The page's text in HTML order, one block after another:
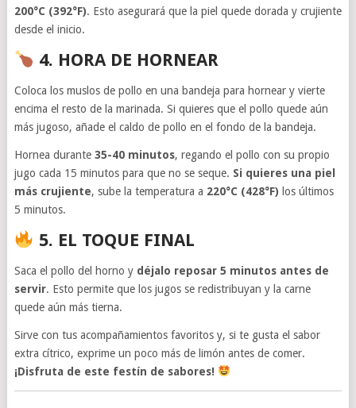
200°C (392°F). Esto asegurará que la piel quede dorada y crujiente
desde el inicio.
4. HORA DE HORNEAR
Coloca los muslos de pollo en una bandeja para hornear y vierte
encima el resto de la marinada. Si quieres que el pollo quede aún
más jugoso, añade el caldo de pollo en el fondo de la bandeja.
Hornea durante 35-40 minutos, regando el pollo con su propio
jugo cada 15 minutos para que no se seque. Si quieres una piel
más crujiente, sube la temperatura a 220°C (428°F) los últimos
5 minutos.
5. EL TOQUE FINAL
Saca el pollo del horno y déjalo reposar 5 minutos antes de
servir. Esto permite que los jugos se redistribuyan y la carne
quede aún más tierna.
Sirve con tus acompañamientos favoritos y, si te gusta el sabor
extra cítrico, exprime un poco más de limón antes de comer.
¡Disfruta de este festín de sabores!